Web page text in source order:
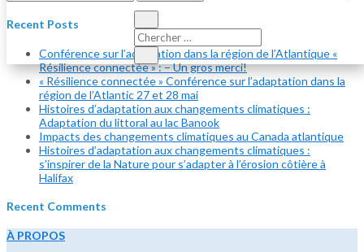
Recent Posts
Conférence sur l’adaptation dans la région de l’Atlantique «
Résilience connectée » : – Un gros merci!
« Résilience connectée » Conférence sur l’adaptation dans la
région de l’Atlantic 27 et 28 mai
Histoires d’adaptation aux changements climatiques :
Adaptation du littoral au lac Banook
Impacts des changements climatiques au Canada atlantique
Histoires d’adaptation aux changements climatiques :
s’inspirer de la Nature pour s’adapter à l’érosion côtière à
Halifax
Recent Comments
À PROPOS